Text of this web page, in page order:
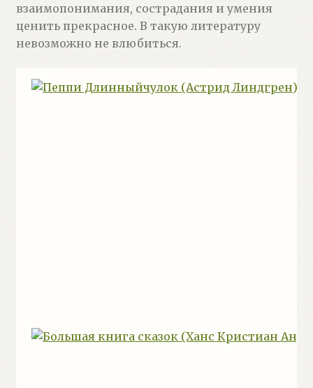
взаимопонимания, сострадания и умения
ценить прекрасное. В такую литературу
невозможно не влюбиться.